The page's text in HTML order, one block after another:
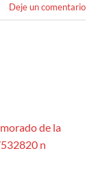
Deje un comentario